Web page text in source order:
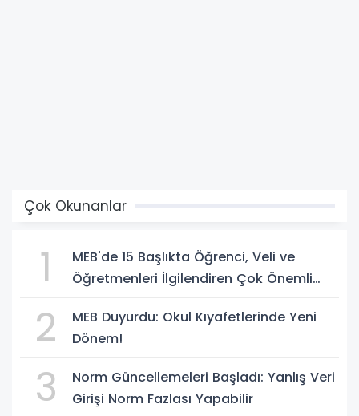
Çok Okunanlar
1
MEB'de 15 Başlıkta Öğrenci, Veli ve
Öğretmenleri İlgilendiren Çok Önemli
2
MEB Duyurdu: Okul Kıyafetlerinde Yeni
Dönem!
3
Norm Güncellemeleri Başladı: Yanlış Veri
Girişi Norm Fazlası Yapabilir